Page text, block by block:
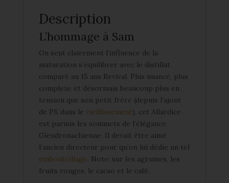
Description
L’hommage à Sam
On sent clairement l’influence de la
maturation s’équilibrer avec le distillat
comparé au 15 ans Revival. Plus nuancé, plus
complexe et désormais beaucoup plus en
tension que son petit frère (depuis l’ajout
de PX dans le vieillissement), cet Allardice
est parmis les sommets de l’élégance
Glendronachienne. Il devait être aimé
l’ancien directeur pour qu’on lui dédie un tel
embouteillage. Note: sur les agrumes, les
fruits rouges, le cacao et le café.